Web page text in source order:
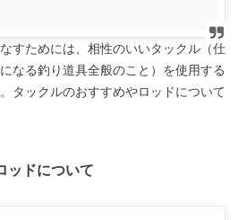
すためには、相性のいいタックル（仕
なる釣り道具全般のこと）を使用する
タックルのおすすめやロッドについて
ッドについて